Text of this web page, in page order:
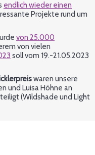
endlich wieder einen
Projekte rund um
von 25.000
von vielen
soll vom 19.-21.05.2023
waren unsere
und Luisa Höhne an
(Wildshade und Light